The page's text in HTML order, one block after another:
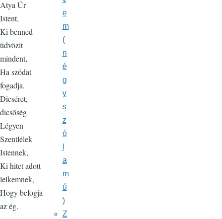
Atya Úr
Istent,
Ki benned
üdvözít
mindent,
Ha szódat
fogadja.
Dicséret,
dicsőség
Légyen
Szentlélek
Istennek,
Ki hitet adott
lelkemnek,
Hogy befogja
az ég.
e
m
(
n
é
g
y
s
z
ó
a
m
ú
)
Z